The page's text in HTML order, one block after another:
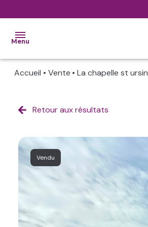
Menu
L'AGENCE
CONTACT
NOS
BIENS
VENDUS
Accueil Vente La chapelle st ursin
Retour aux résultats
Vendu